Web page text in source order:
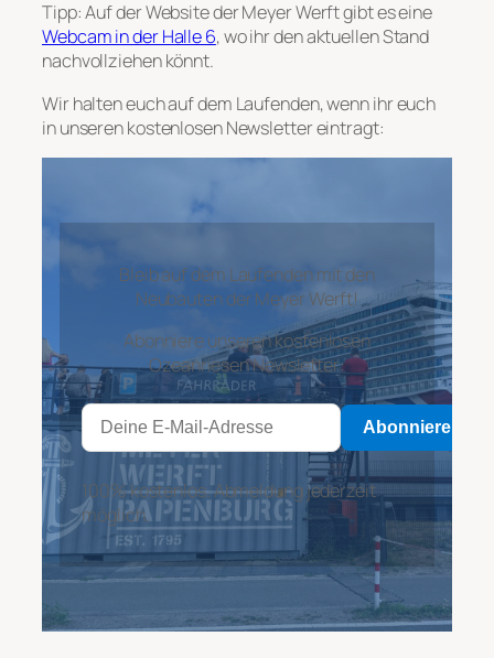
Tipp: Auf der Website der Meyer Werft gibt es eine
Webcam in der Halle 6, wo ihr den aktuellen Stand
nachvollziehen könnt.
Wir halten euch auf dem Laufenden, wenn ihr euch
in unseren kostenlosen Newsletter eintragt:
Bleib auf dem Laufenden mit den
Neubauten der Meyer Werft!
Abonniere unseren kostenlosen
Ozeanriesen Newsletter:
Abonnieren
100% kostenlos. Abmeldung jederzeit
möglich.